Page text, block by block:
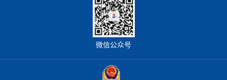
微信公众号